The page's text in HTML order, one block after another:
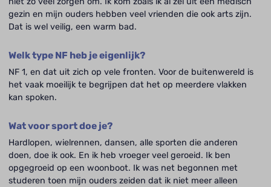
gezin en mijn ouders hebben veel vrienden die ook arts zijn.
Dat is wel veilig, een warm bad.
Welk type NF heb je eigenlijk?
NF 1, en dat uit zich op vele fronten. Voor de buitenwereld is
het vaak moeilijk te begrijpen dat het op meerdere vlakken
kan spoken.
Wat voor sport doe je?
Hardlopen, wielrennen, dansen, alle sporten die anderen
doen, doe ik ook. En ik heb vroeger veel geroeid. Ik ben
opgegroeid op een woonboot. Ik was net begonnen met
studeren toen mijn ouders zeiden dat ik niet meer alleen